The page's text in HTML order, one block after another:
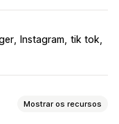
Instagram tik tok
Mostrar os recursos